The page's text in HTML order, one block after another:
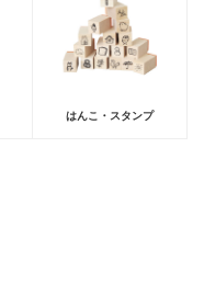
はんこ・スタンプ